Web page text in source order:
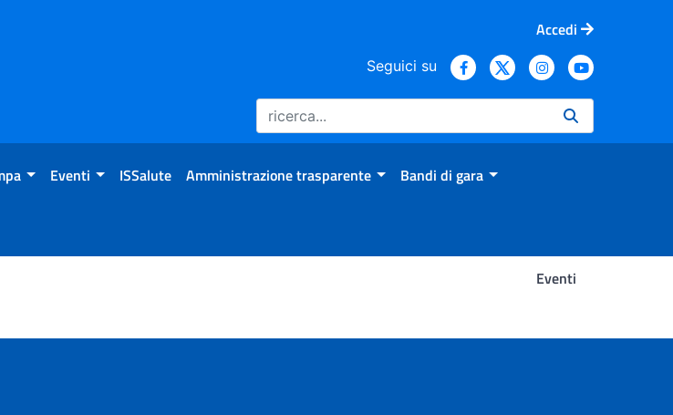
Accedi
Seguici su
Eventi ISSalute Amministrazione trasparente Bandi di gara
Eventi